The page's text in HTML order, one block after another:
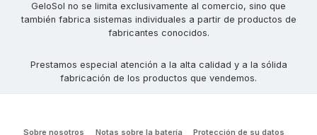
GeloSol no se limita exclusivamente al comercio, sino que
también fabrica sistemas individuales a partir de productos de
fabricantes conocidos.
Prestamos especial atención a la alta calidad y a la sólida
fabricación de los productos que vendemos.
Sobre nosotros Notas sobre la batería Protección de su datos